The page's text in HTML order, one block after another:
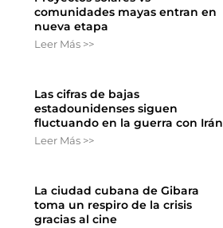
comunidades mayas entran en
nueva etapa
Leer Más >>
Las cifras de bajas
estadounidenses siguen
fluctuando en la guerra con Irán
Leer Más >>
La ciudad cubana de Gibara
toma un respiro de la crisis
gracias al cine